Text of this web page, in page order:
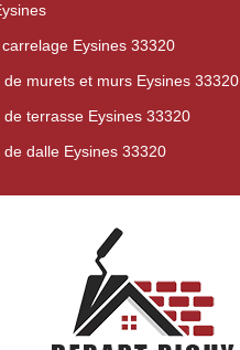
Eysines 33320
de murets et murs Eysines 33320
de terrasse Eysines 33320
de dalle Eysines 33320